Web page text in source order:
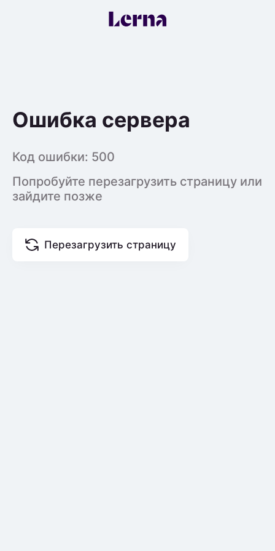
Ошибка сервера
Код ошибки: 500
Попробуйте перезагрузить страницу или
зайдите позже
Перезагрузить страницу